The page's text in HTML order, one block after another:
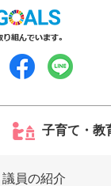
子育て・教
議員の紹介